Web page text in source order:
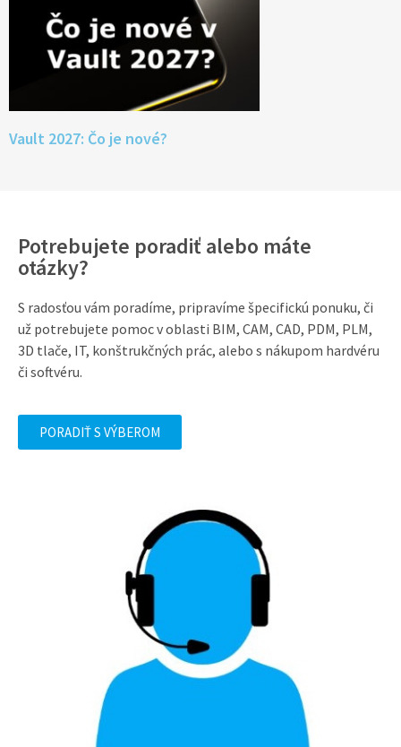
Vault 2027: Čo je nové?
Potrebujete poradiť alebo máte
otázky?
S radosťou vám poradíme, pripravíme špecifickú ponuku, či
už potrebujete pomoc v oblasti BIM, CAM, CAD, PDM, PLM,
3D tlače, IT, konštrukčných prác, alebo s nákupom hardvéru
či softvéru.
PORADIŤ S VÝBEROM